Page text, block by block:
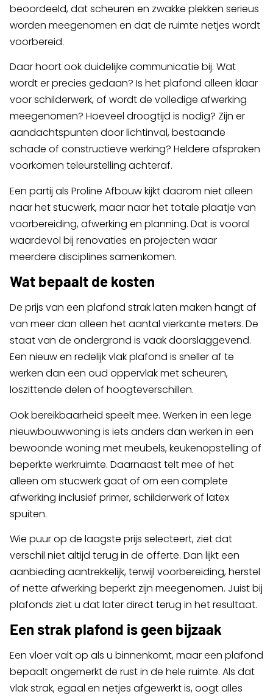
beoordeeld, dat scheuren en zwakke plekken serieus
worden meegenomen en dat de ruimte netjes wordt
voorbereid.
Daar hoort ook duidelijke communicatie bij. Wat
wordt er precies gedaan? Is het plafond alleen klaar
voor schilderwerk, of wordt de volledige afwerking
meegenomen? Hoeveel droogtijd is nodig? Zijn er
aandachtspunten door lichtinval, bestaande
schade of constructieve werking? Heldere afspraken
voorkomen teleurstelling achteraf.
Een partij als Proline Afbouw kijkt daarom niet alleen
naar het stucwerk, maar naar het totale plaatje van
voorbereiding, afwerking en planning. Dat is vooral
waardevol bij renovaties en projecten waar
meerdere disciplines samenkomen.
Wat bepaalt de kosten
De prijs van een plafond strak laten maken hangt af
van meer dan alleen het aantal vierkante meters. De
staat van de ondergrond is vaak doorslaggevend.
Een nieuw en redelijk vlak plafond is sneller af te
werken dan een oud oppervlak met scheuren,
loszittende delen of hoogteverschillen.
Ook bereikbaarheid speelt mee. Werken in een lege
nieuwbouwwoning is iets anders dan werken in een
bewoonde woning met meubels, keukenopstelling of
beperkte werkruimte. Daarnaast telt mee of het
alleen om stucwerk gaat of om een complete
afwerking inclusief primer, schilderwerk of latex
spuiten.
Wie puur op de laagste prijs selecteert, ziet dat
verschil niet altijd terug in de offerte. Dan lijkt een
aanbieding aantrekkelijk, terwijl voorbereiding, herstel
of nette afwerking beperkt zijn meegenomen. Juist bij
plafonds ziet u dat later direct terug in het resultaat.
Een strak plafond is geen bijzaak
Een vloer valt op als u binnenkomt, maar een plafond
bepaalt ongemerkt de rust in de hele ruimte. Als dat
vlak strak, egaal en netjes afgewerkt is, oogt alles